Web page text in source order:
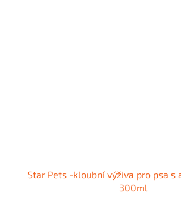
Star Pets -kloubní výživa pro psa s
300ml